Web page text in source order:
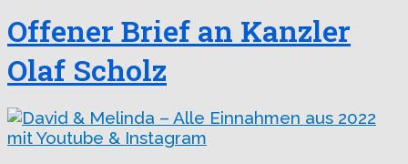
Offener Brief an Kanzler
Olaf Scholz